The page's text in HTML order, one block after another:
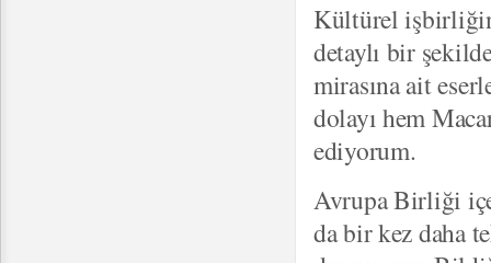
Kültürel
detaylı bir
mirasına ait
dolayı hem
ediyorum.
Avrupa Birliği
da bir kez daha